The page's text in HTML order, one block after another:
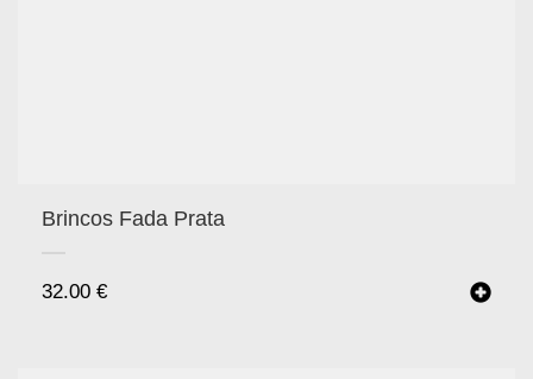
Brincos Fada Prata
32.00 €